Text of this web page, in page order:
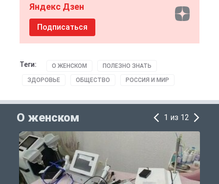
Яндекс Дзен
Подписаться
Теги: О ЖЕНСКОМ ПОЛЕЗНО ЗНАТЬ
ЗДОРОВЬЕ ОБЩЕСТВО РОССИЯ И МИР
О женском 1 из 12